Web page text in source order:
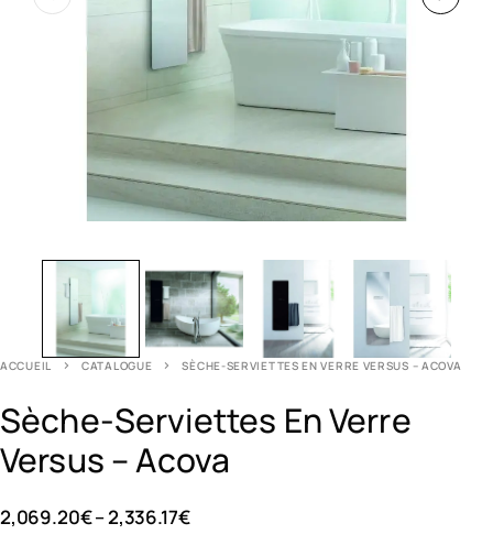
ACCUEIL CATALOGUE SÈCHE-SERVIETTES EN VERRE VERSUS – ACOVA
Sèche-Serviettes En Verre
Versus – Acova
2,069.20€–2,336.17€